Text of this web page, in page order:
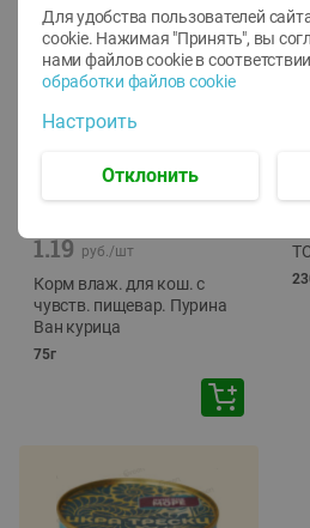
1.19 руб./шт
Корм влаж. для кош. с
чувств. пищевар. Пурина
Ван курица
75г
Для удобства пользователей
cookie. Нажимая "Принять", вы
нами файлов cookie в
обработки файлов cookie
Настроить
Отклонить